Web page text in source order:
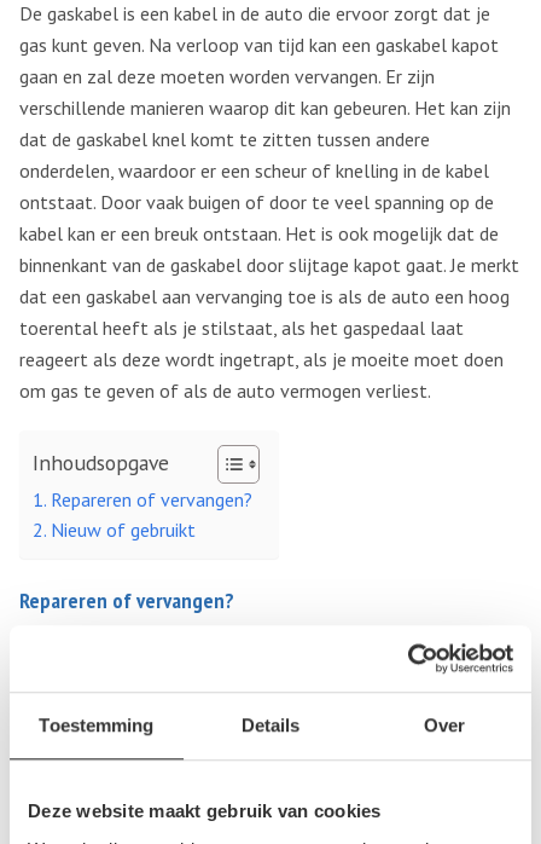
Toestemming Details Over
Deze website maakt gebruik van cookies
De gaskabel is een kabel in de auto die ervoor zorgt dat je
gas kunt geven. Na verloop van tijd kan een gaskabel kapot
gaan en zal deze moeten worden vervangen. Er zijn
verschillende manieren waarop dit kan gebeuren. Het kan zijn
dat de gaskabel knel komt te zitten tussen andere
onderdelen, waardoor er een scheur of knelling in de kabel
ontstaat. Door vaak buigen of door te veel spanning op de
kabel kan er een breuk ontstaan. Het is ook mogelijk dat de
binnenkant van de gaskabel door slijtage kapot gaat. Je merkt
dat een gaskabel aan vervanging toe is als de auto een hoog
toerental heeft als je stilstaat, als het gaspedaal laat
reageert als deze wordt ingetrapt, als je moeite moet doen
om gas te geven of als de auto vermogen verliest.
Inhoudsopgave
Repareren of vervangen?
Nieuw of gebruikt
Repareren of vervangen?
Als je te maken hebt met een of meerdere van de
bovengenoemde symptomen, dan is het noodzakelijk om naar
de gaskabel te (laten) kijken. In sommige gevallen is het
vervanging nodig.